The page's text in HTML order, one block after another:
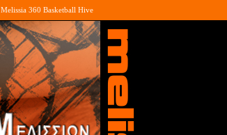
Melissia 360 Basketball Hive